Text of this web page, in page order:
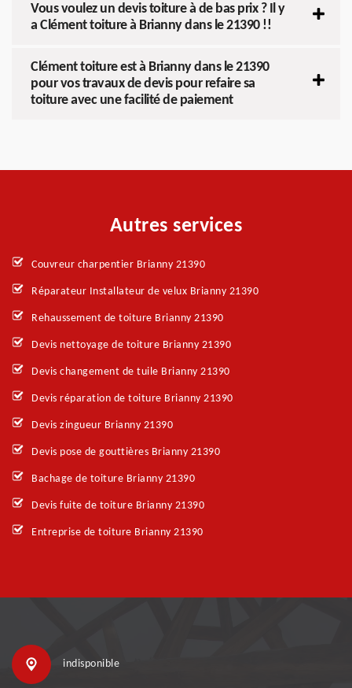
Vous voulez un devis toiture à de bas prix ? Il y
a Clément toiture à Brianny dans le 21390 !!
Clément toiture est à Brianny dans le 21390
pour vos travaux de devis pour refaire sa
toiture avec une facilité de paiement
Autres services
Couvreur charpentier Brianny 21390
Réparateur Installateur de velux Brianny 21390
Rehaussement de toiture Brianny 21390
Devis nettoyage de toiture Brianny 21390
Devis changement de tuile Brianny 21390
Devis réparation de toiture Brianny 21390
Devis zingueur Brianny 21390
Devis pose de gouttières Brianny 21390
Bachage de toiture Brianny 21390
Devis fuite de toiture Brianny 21390
Entreprise de toiture Brianny 21390
indisponible